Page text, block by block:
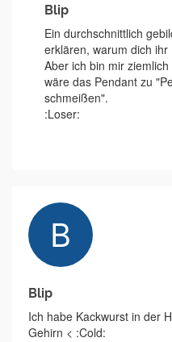
Blip
Ein durchschnittlich
erklären, warum dich
Aber ich bin mir
wäre das Pendant zu
schmeißen".
:Loser:
Blip
Ich habe Kackwurst in der
Gehirn < :Cold: